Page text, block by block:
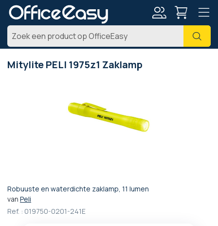
Zoek
Mitylite PELI 1975z1 Zaklamp
Robuuste en waterdichte zaklamp, 11 lumen
van Peli
Ref. : 019750-0201-241E
Ga
naar
het